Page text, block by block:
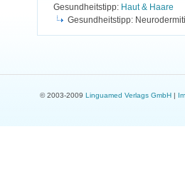
Gesundheitstipp: Haut & Haare
Gesundheitstipp:
© 2003-2009 Linguamed Verlags GmbH